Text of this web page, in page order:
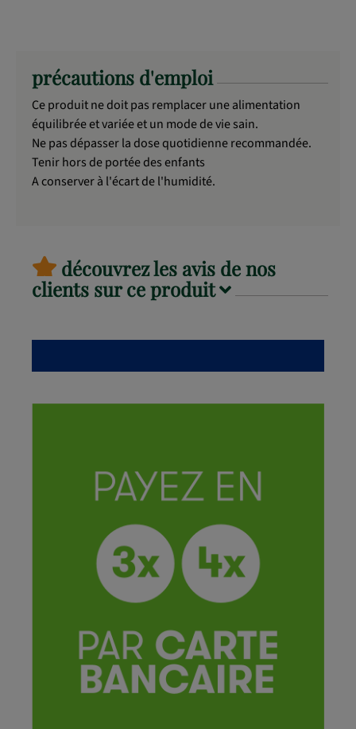
précautions d'emploi
Ce produit ne doit pas remplacer une alimentation
équilibrée et variée et un mode de vie sain.
Ne pas dépasser la dose quotidienne recommandée.
Tenir hors de portée des enfants
A conserver à l'écart de l'humidité.
découvrez les avis de nos
clients sur ce produit